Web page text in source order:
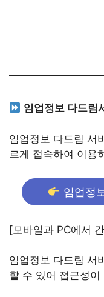
임업정보 다드림
임업정보 다드림 서
르게 접속하여 이용
임업정
[모바일과 PC에서
임업정보 다드림 서
할 수 있어 접근성이